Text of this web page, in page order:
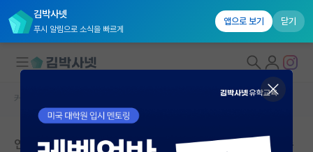
김박사넷
푸시 알림으로 소식을 빠르게
앱으로 보기 닫기
대학원생 모집
국내대학원 정보
커뮤니티 홈
연구실에서 점점 아싸가 되어가는데, 향후에 문제가 될 수